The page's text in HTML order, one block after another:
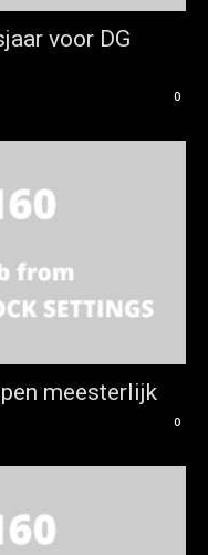
voor DG
0
meesterlijk
0